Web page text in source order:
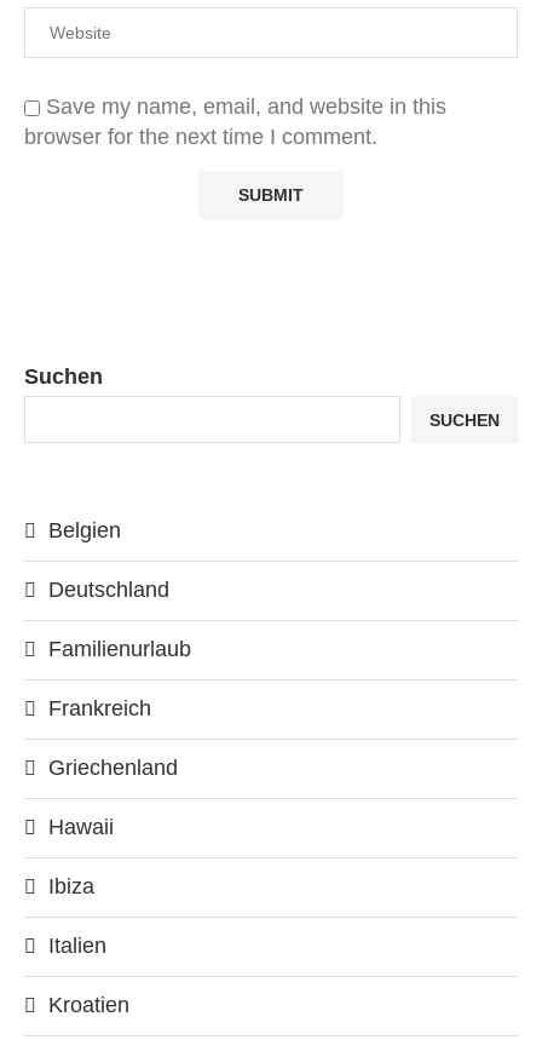
Save my name, email, and website in this
browser for the next time I comment.
Suchen
SUCHEN
Belgien
Deutschland
Familienurlaub
Frankreich
Griechenland
Hawaii
Ibiza
Italien
Kroatien